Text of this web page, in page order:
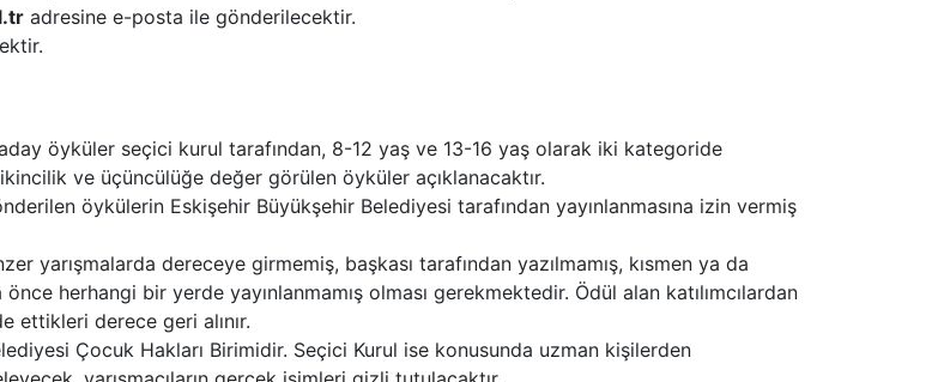
adresine e-posta ile gönderilecektir.
öyküler seçici kurul tarafından, 8-12 yaş ve 13-16 yaş olarak iki kategoride
ve üçüncülüğe değer görülen öyküler açıklanacaktır.
öykülerin Eskişehir Büyükşehir Belediyesi tarafından yayınlanmasına izin vermiş
yarışmalarda dereceye girmemiş, başkası tarafından yazılmamış, kısmen ya da
herhangi bir yerde yayınlanmamış olması gerekmektedir. Ödül alan katılımcılardan
ettikleri derece geri alınır.
Çocuk Hakları Birimidir. Seçici Kurul ise konusunda uzman kişilerden